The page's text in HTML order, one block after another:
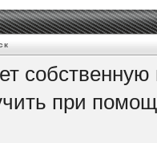
собственную
при